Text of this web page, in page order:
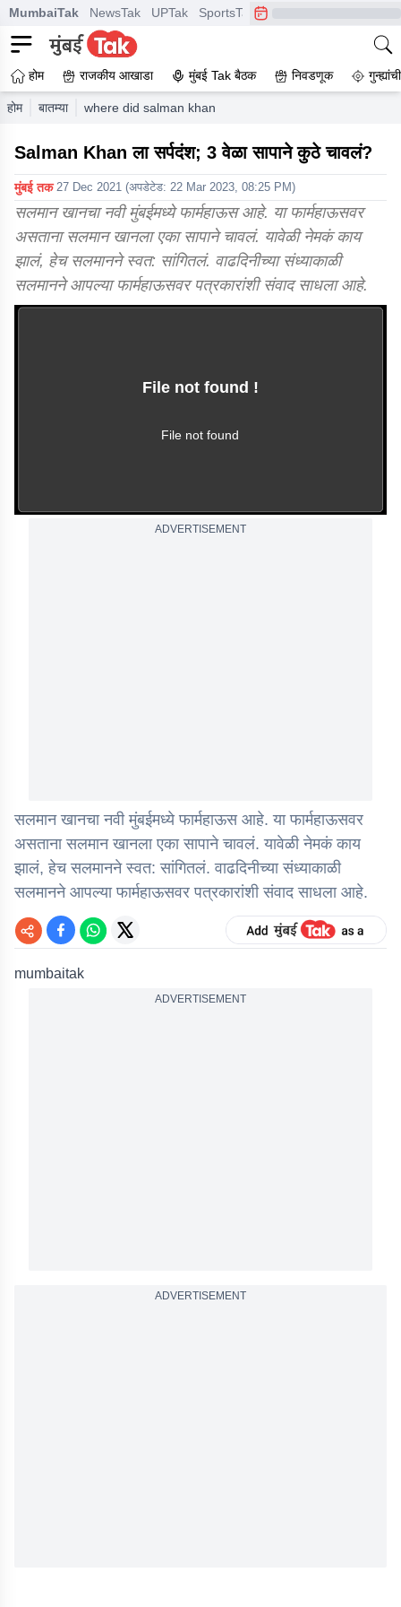
MumbaiTak NewsTak UPTak SportsTak CrimeTak
होम राजकीय आखाडा मुंबई Tak बैठक निवडणूक
होम बातम्या where did salman khan get bitten by a snake 3 times
Salman Khan ला सर्पदंश; 3 वेळा सापाने कुठे चावलं?
मुंबई तक 27 Dec 2021 (अपडेटेड: 22 Mar 2023, 08:25 PM)
सलमान खानचा नवी मुंबईमध्ये फार्महाऊस आहे. या फार्महाऊसवर
असताना सलमान खानला एका सापाने चावलं. यावेळी नेमकं काय
झालं, हेच सलमानने स्वत: सांगितलं. वाढदिनीच्या संध्याकाळी
सलमानने आपल्या फार्महाऊसवर पत्रकारांशी संवाद साधला आहे.
This video file cannot
File not found !
File not found
ADVERTISEMENT
सलमान खानचा नवी मुंबईमध्ये फार्महाऊस आहे. या फार्महाऊसवर
असताना सलमान खानला एका सापाने चावलं. यावेळी नेमकं काय
झालं, हेच सलमानने स्वत: सांगितलं. वाढदिनीच्या संध्याकाळी
सलमानने आपल्या फार्महाऊसवर पत्रकारांशी संवाद साधला आहे.
mumbaitak
ADVERTISEMENT
ADVERTISEMENT